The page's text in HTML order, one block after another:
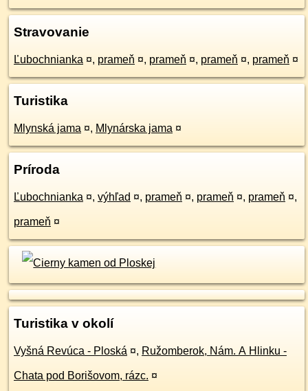
Stravovanie
Ľubochnianka ¤, prameň ¤, prameň ¤, prameň ¤, prameň ¤
Turistika
Mlynská jama ¤, Mlynárska jama ¤
Príroda
Ľubochnianka ¤, výhľad ¤, prameň ¤, prameň ¤, prameň ¤,
prameň ¤
Turistika v okolí
Vyšná Revúca - Ploská ¤, Ružomberok, Nám. A Hlinku -
Chata pod Borišovom, rázc. ¤